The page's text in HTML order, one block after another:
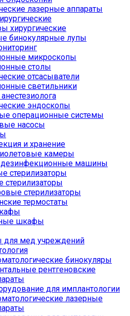
лазерные аппараты
хирургические
бинокулярные лупы
микроскопы
столы
отсасыватели
светильники
эндоскопы
операционные системы
насосы
и хранение
камеры
машины
стерилизаторы
стерилизаторы
стерилизаторы
термостаты
шкафы
для мед учреждений
бинокуляры
рентгеновские
для имплантологии
лазерные